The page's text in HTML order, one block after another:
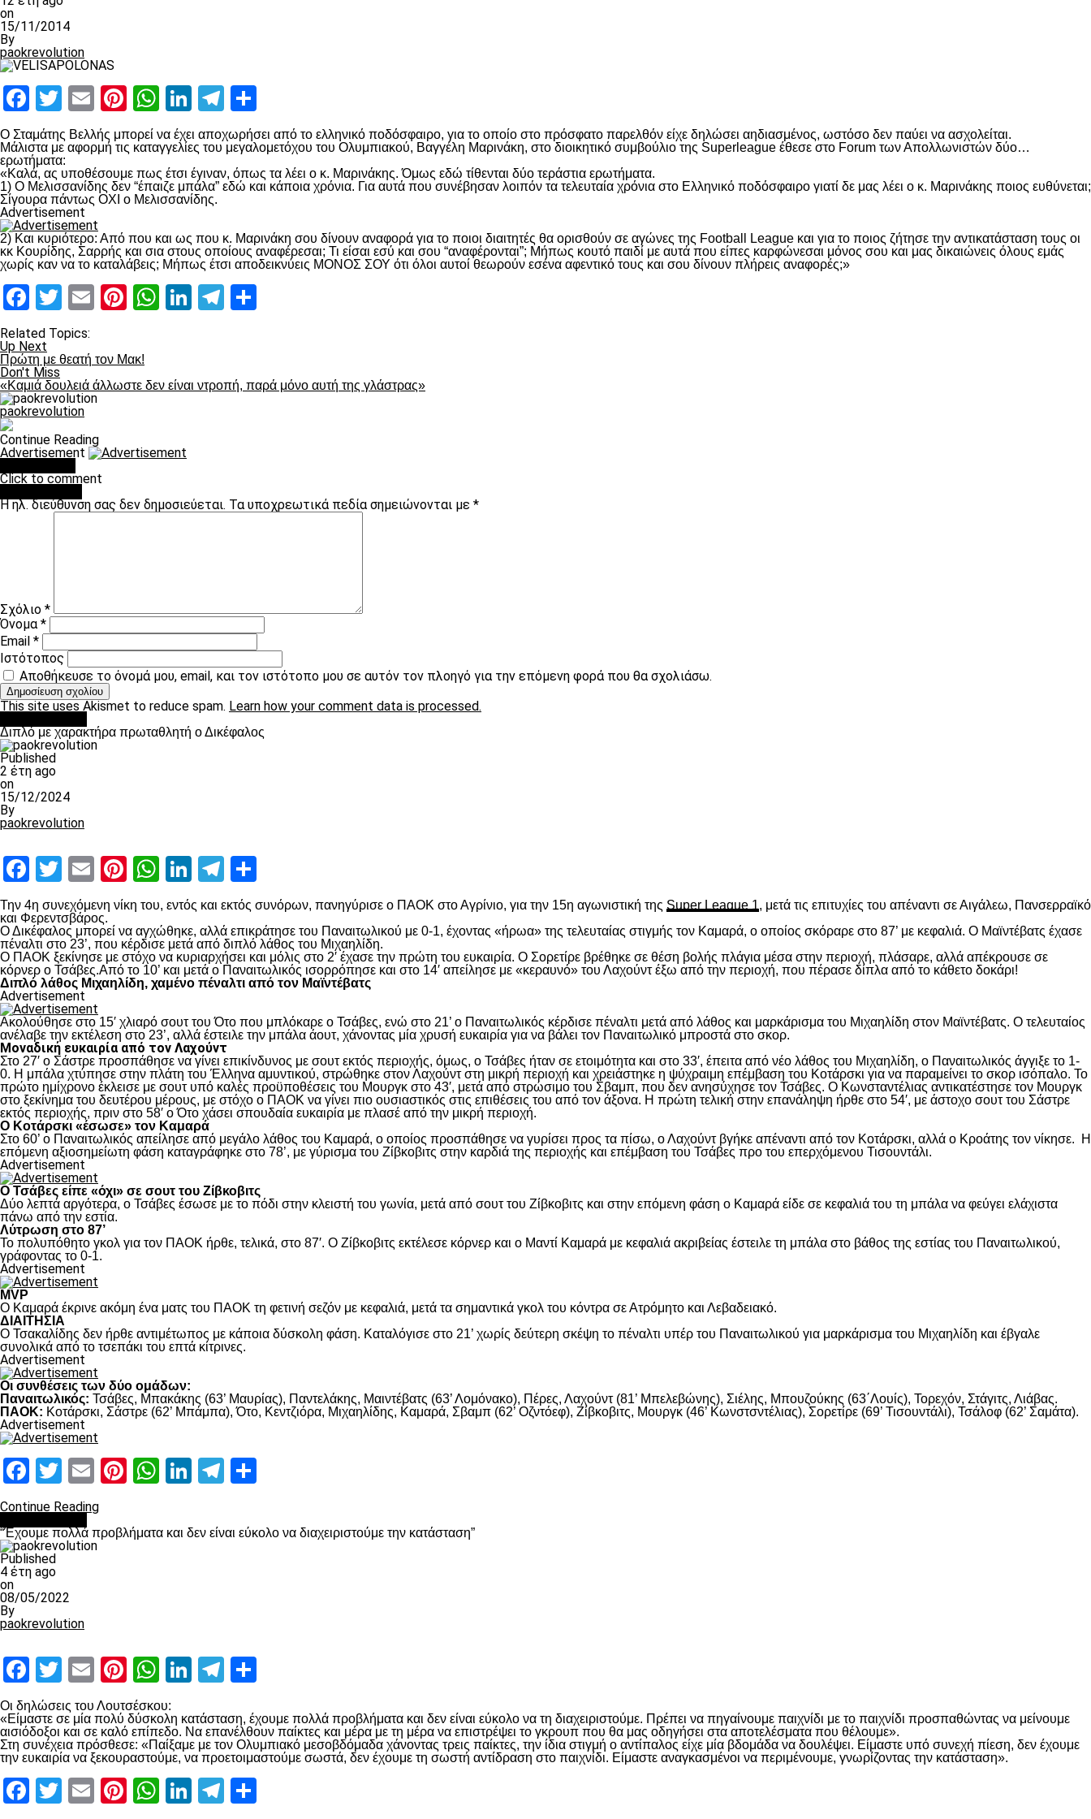
on
15/11/2014
By
paokrevolution
Facebook
Twitter
EmailPinterest
WhatsApp
LinkedIn
Telegram
Ο Σταμάτης Βελλής μπορεί να έχει αποχωρήσει από το ελληνικό ποδόσφαιρο, για το οποίο στο πρόσφατο παρελθόν είχε δηλώσει αηδιασμένος, ωστόσο δεν παύει να ασχολείται.
Μάλιστα με αφορμή τις καταγγελίες του μεγαλομετόχου του Ολυμπιακού, Βαγγέλη Μαρινάκη, στο διοικητικό συμβούλιο της Superleague έθεσε στο Forum των Απολλωνιστών δύο…
ερωτήματα:
«Καλά, ας υποθέσουμε πως έτσι έγιναν, όπως τα λέει ο κ. Μαρινάκης. Όμως εδώ τίθενται δύο τεράστια ερωτήματα.
1) Ο Μελισσανίδης δεν “έπαιζε μπάλα” εδώ και κάποια χρόνια. Για αυτά που συνέβησαν λοιπόν τα τελευταία χρόνια στο Ελληνικό ποδόσφαιρο γιατί δε μας λέει ο κ. Μαρινάκης ποιος ευθύνεται;
Σίγουρα πάντως ΟΧΙ ο Μελισσανίδης.
Advertisement
2) Και κυριότερο: Από που και ως που κ. Μαρινάκη σου δίνουν αναφορά για το ποιοι διαιτητές θα ορισθούν σε αγώνες της Football League και για το ποιος ζήτησε την αντικατάσταση τους οι
κκ Κουρίδης, Σαρρής και σια στους οποίους αναφέρεσαι; Τι είσαι εσύ και σου “αναφέρονται”; Μήπως κουτό παιδί με αυτά που είπες καρφώνεσαι μόνος σου και μας δικαιώνεις όλους εμάς
χωρίς καν να το καταλάβεις; Μήπως έτσι αποδεικνύεις ΜΟΝΟΣ ΣΟΥ ότι όλοι αυτοί θεωρούν εσένα αφεντικό τους και σου δίνουν πλήρεις αναφορές;»
Facebook
Twitter
EmailPinterest
WhatsApp
LinkedIn
Telegram
Related Topics:
Up Next
Πρώτη με θεατή τον Μακ!
Don't Miss
«Καμιά δουλειά άλλωστε δεν είναι ντροπή, παρά μόνο αυτή της γλάστρας»
paokrevolution
Continue Reading
Advertisement
Click to comment
Η ηλ. διεύθυνση σας δεν δημοσιεύεται. Τα υποχρεωτικά πεδία σημειώνονται με *
Σχόλιο *
Όνομα*
Email *
Ιστότοπος
Αποθήκευσε το όνομά μου, email, και τον ιστότοπο μου σε αυτόν τον πλοηγό για την επόμενη φορά που θα σχολιάσω.
This site uses Akismet to reduce spam. Learn how your comment data is processed.
Διπλό με χαρακτήρα πρωταθλητή ο Δικέφαλος
Published
2 έτη ago
on
15/12/2024
By
paokrevolution
Facebook
Twitter
EmailPinterest
WhatsApp
LinkedIn
Telegram
Την 4η συνεχόμενη νίκη του, εντός και εκτός συνόρων, πανηγύρισε ο ΠΑΟΚ στο Αγρίνιο, για την 15η αγωνιστική της Super League 1, μετά τις επιτυχίες του απέναντι σε Αιγάλεω, Πανσερραϊκό
και Φερεντσβάρος.
Ο Δικέφαλος μπορεί να αγχώθηκε, αλλά επικράτησε του Παναιτωλικού με 0-1, έχοντας «ήρωα» της τελευταίας στιγμής τον Καμαρά, ο οποίος σκόραρε στο 87’ με κεφαλιά. Ο Μαϊντέβατς έχασε
πέναλτι στο 23’, που κέρδισε μετά από διπλό λάθος του Μιχαηλίδη.
Ο ΠΑΟΚ ξεκίνησε με στόχο να κυριαρχήσει και μόλις στο 2′ έχασε την πρώτη του ευκαιρία. Ο Σορετίρε βρέθηκε σε θέση βολής πλάγια μέσα στην περιοχή, πλάσαρε, αλλά απέκρουσε σε
κόρνερ ο Τσάβες.Από το 10’ και μετά ο Παναιτωλικός ισορρόπησε και στο 14′ απείλησε με «κεραυνό» του Λαχούντ έξω από την περιοχή, που πέρασε δίπλα από το κάθετο δοκάρι!
Διπλό λάθος Μιχαηλίδη, χαμένο πέναλτι από τον Μαϊντέβατς
Advertisement
Ακολούθησε στο 15′ χλιαρό σουτ του Ότο που μπλόκαρε ο Τσάβες, ενώ στο 21’ ο Παναιτωλικός κέρδισε πέναλτι μετά από λάθος και μαρκάρισμα του Μιχαηλίδη στον Μαϊντέβατς. Ο τελευταίος
ανέλαβε την εκτέλεση στο 23’, αλλά έστειλε την μπάλα άουτ, χάνοντας μία χρυσή ευκαιρία για να βάλει τον Παναιτωλικό μπροστά στο σκορ.
Μοναδική ευκαιρία από τον Λαχούντ
Στο 27′ ο Σάστρε προσπάθησε να γίνει επικίνδυνος με σουτ εκτός περιοχής, όμως, ο Τσάβες ήταν σε ετοιμότητα και στο 33′, έπειτα από νέο λάθος του Μιχαηλίδη, ο Παναιτωλικός άγγιξε το 1-
0. Η μπάλα χτύπησε στην πλάτη του Έλληνα αμυντικού, στρώθηκε στον Λαχούντ στη μικρή περιοχή και χρειάστηκε η ψύχραιμη επέμβαση του Κοτάρσκι για να παραμείνει το σκορ ισόπαλο. Το
πρώτο ημίχρονο έκλεισε με σουτ υπό καλές προϋποθέσεις του Μουργκ στο 43′, μετά από στρώσιμο του Σβαμπ, που δεν ανησύχησε τον Τσάβες. Ο Κωνσταντέλιας αντικατέστησε τον Μουργκ
στο ξεκίνημα του δευτέρου μέρους, με στόχο ο ΠΑΟΚ να γίνει πιο ουσιαστικός στις επιθέσεις του από τον άξονα. Η πρώτη τελική στην επανάληψη ήρθε στο 54′, με άστοχο σουτ του Σάστρε
εκτός περιοχής, πριν στο 58′ ο Ότο χάσει σπουδαία ευκαιρία με πλασέ από την μικρή περιοχή.
Ο Κοτάρσκι «έσωσε» τον Καμαρά
Στο 60’ ο Παναιτωλικός απείλησε από μεγάλο λάθος του Καμαρά, ο οποίος προσπάθησε να γυρίσει προς τα πίσω, ο Λαχούντ βγήκε απέναντι από τον Κοτάρσκι, αλλά ο Κροάτης τον νίκησε. Η
επόμενη αξιοσημείωτη φάση καταγράφηκε στο 78’, με γύρισμα του Ζίβκοβιτς στην καρδιά της περιοχής και επέμβαση του Τσάβες προ του επερχόμενου Τισουντάλι.
Advertisement
Ο Τσάβες είπε «όχι» σε σουτ του Ζίβκοβιτς
Δύο λεπτά αργότερα, ο Τσάβες έσωσε με το πόδι στην κλειστή του γωνία, μετά από σουτ του Ζίβκοβιτς και στην επόμενη φάση ο Καμαρά είδε σε κεφαλιά του τη μπάλα να φεύγει ελάχιστα
πάνω από την εστία.
Λύτρωση στο 87’
Το πολυπόθητο γκολ για τον ΠΑΟΚ ήρθε, τελικά, στο 87′. Ο Ζίβκοβιτς εκτέλεσε κόρνερ και ο Μαντί Καμαρά με κεφαλιά ακριβείας έστειλε τη μπάλα στο βάθος της εστίας του Παναιτωλικού,
γράφοντας το 0-1.
Advertisement
MVP
Ο Καμαρά έκρινε ακόμη ένα ματς του ΠΑΟΚ τη φετινή σεζόν με κεφαλιά, μετά τα σημαντικά γκολ του κόντρα σε Ατρόμητο και Λεβαδειακό.
ΔΙΑΙΤΗΣΙΑ
Ο Τσακαλίδης δεν ήρθε αντιμέτωπος με κάποια δύσκολη φάση. Καταλόγισε στο 21’ χωρίς δεύτερη σκέψη το πέναλτι υπέρ του Παναιτωλικού για μαρκάρισμα του Μιχαηλίδη και έβγαλε
συνολικά από το τσεπάκι του επτά κίτρινες.
Advertisement
Οι συνθέσεις των δύο ομάδων:
Παναιτωλικός: Τσάβες, Μπακάκης (63’ Μαυρίας), Παντελάκης, Μαιντέβατς (63’ Λομόνακο), Πέρες, Λαχούντ (81’ Μπελεβώνης), Σιέλης, Μπουζούκης (63΄Λουίς), Τορεχόν, Στάγιτς, Λιάβας.
ΠΑΟΚ: Κοτάρσκι, Σάστρε (62’ Μπάμπα), Ότο, Κεντζιόρα, Μιχαηλίδης, Καμαρά, Σβαμπ (62’ Οζντόεφ), Ζίβκοβιτς, Μουργκ (46’ Κωνστσντέλιας), Σορετίρε (69’ Τισουντάλι), Τσάλοφ (62’ Σαμάτα).
Advertisement
Facebook
Twitter
EmailPinterest
WhatsApp
LinkedIn
Telegram
Continue Reading
“Έχουμε πολλά προβλήματα και δεν είναι εύκολο να διαχειριστούμε την κατάσταση”
Published
4 έτη ago
on
08/05/2022
By
paokrevolution
Facebook
Twitter
EmailPinterest
WhatsApp
LinkedIn
Telegram
Οι δηλώσεις του Λουτσέσκου:
«Είμαστε σε μία πολύ δύσκολη κατάσταση, έχουμε πολλά προβλήματα και δεν είναι εύκολο να τη διαχειριστούμε. Πρέπει να πηγαίνουμε παιχνίδι με το παιχνίδι προσπαθώντας να μείνουμε
αισιόδοξοι και σε καλό επίπεδο. Να επανέλθουν παίκτες και μέρα με τη μέρα να επιστρέψει το γκρουπ που θα μας οδηγήσει στα αποτελέσματα που θέλουμε».
Στη συνέχεια πρόσθεσε: «Παίξαμε με τον Ολυμπιακό μεσοβδόμαδα χάνοντας τρεις παίκτες, την ίδια στιγμή ο αντίπαλος είχε μία βδομάδα να δουλέψει. Είμαστε υπό συνεχή πίεση, δεν έχουμε
την ευκαιρία να ξεκουραστούμε, να προετοιμαστούμε σωστά, δεν έχουμε τη σωστή αντίδραση στο παιχνίδι. Είμαστε αναγκασμένοι να περιμένουμε, γνωρίζοντας την κατάσταση».
Facebook
Twitter
EmailPinterest
WhatsApp
LinkedIn
Telegram